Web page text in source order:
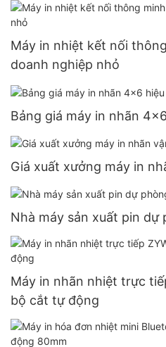
Máy in nhiệt kết nối
doanh nghiệp nhỏ
Bảng giá máy in nhãn
Giá xuất xưởng máy in
Nhà máy sản xuất pin dự
Máy in nhãn nhiệt trực
bộ cắt tự động